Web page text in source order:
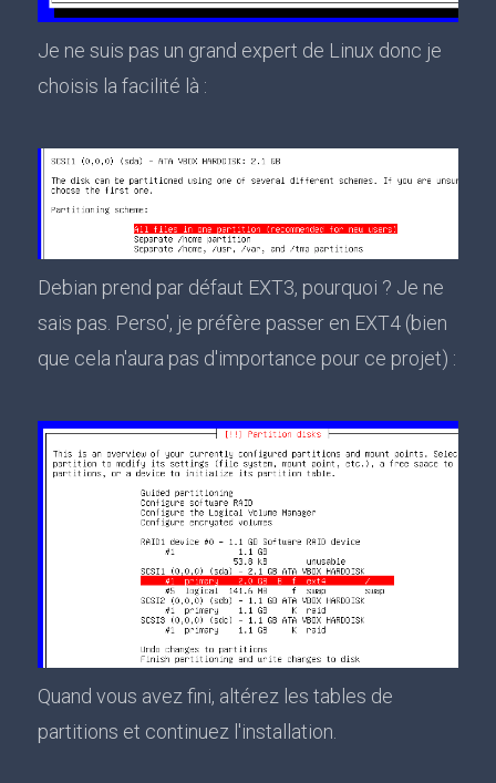
Je ne suis pas un grand expert de Linux donc je
choisis la facilité là :
Debian prend par défaut EXT3, pourquoi ? Je ne
sais pas. Perso', je préfère passer en EXT4 (bien
que cela n'aura pas d'importance pour ce projet) :
Quand vous avez fini, altérez les tables de
partitions et continuez l'installation.